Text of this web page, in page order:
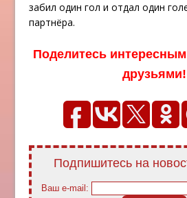
забил один гол и отдал один
партнёра.
Поделитесь
друзьями!
Подпишитесь на
Ваш e-mail: